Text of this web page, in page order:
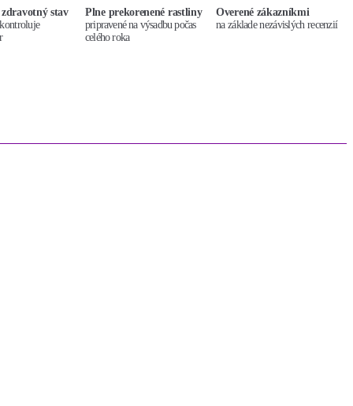
stav
Plne prekorenené rastliny
pripravené na výsadbu počas
celého roka
Overené zákazníkmi
na základe nezávislých recenzií